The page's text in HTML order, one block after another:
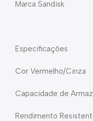
Marca Sandisk
Especificações
Cor Vermelho/Cinza
Capacidade de
Rendimento